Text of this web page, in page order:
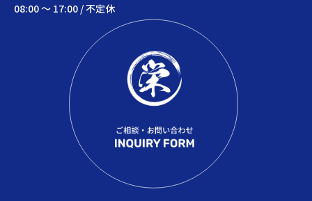
08:00 ～ 17:00 / 不定休